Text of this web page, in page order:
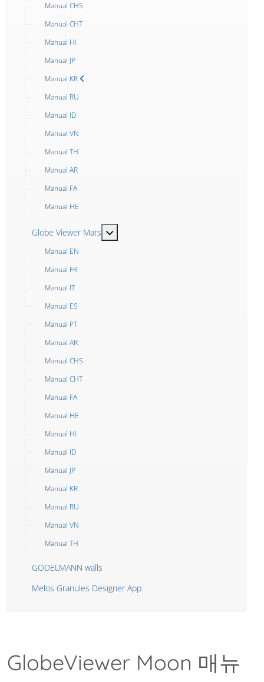
Manual CHS
Manual CHT
Manual HI
Manual JP
Manual KR
Manual RU
Manual ID
Manual VN
Manual TH
Manual AR
Manual FA
Manual HE
Globe Viewer Mars MOD_MENU_TOGGLE_SUBMENU_LABEL
Manual EN
Manual FR
Manual IT
Manual ES
Manual PT
Manual AR
Manual CHS
Manual CHT
Manual FA
Manual HE
Manual HI
Manual ID
Manual JP
Manual KR
Manual RU
Manual VN
Manual TH
GODELMANN walls
Melos Granules Designer App
GlobeViewer Moon 매뉴